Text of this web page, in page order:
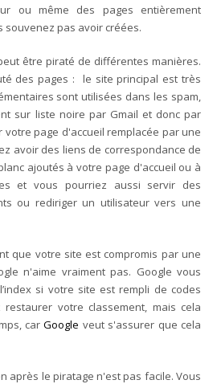
ou même des pages entièrement
pas avoir créées.
être piraté de différentes manières.
des pages : le site principal est très
sont utilisées dans les spam,
sur liste noire par Gmail et donc par
votre page d'accueil remplacée par une
avoir des liens de correspondance de
ajoutés à votre page d'accueil ou à
et vous pourriez aussi servir des
ou rediriger un utilisateur vers une
que votre site est compromis par une
n'aime vraiment pas. Google vous
si votre site est rempli de codes
votre classement, mais cela
carGoogle veut s'assurer que cela
après le piratage n'est pas facile. Vous